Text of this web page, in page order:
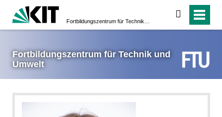
suchen
Fortbildungs­zentrum für Technik und
Umwelt